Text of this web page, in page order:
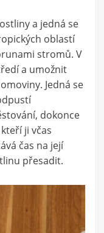
a jedná se
oblastí
stromů. V
a umožnit
Jedná se
dokonce
ji včas
čas na její
přesadit.